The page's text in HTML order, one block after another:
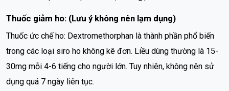
Thuốc giảm ho: (Lưu ý không nên lạm dụng)
Thuốc ức chế ho: Dextromethorphan là thành phần phổ biến
trong các loại siro ho không kê đơn. Liều dùng thường là 15-
30mg mỗi 4-6 tiếng cho người lớn. Tuy nhiên, không nên sử
dụng quá 7 ngày liên tục.